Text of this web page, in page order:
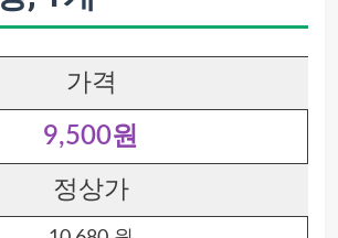
가격
9,500원
정상가